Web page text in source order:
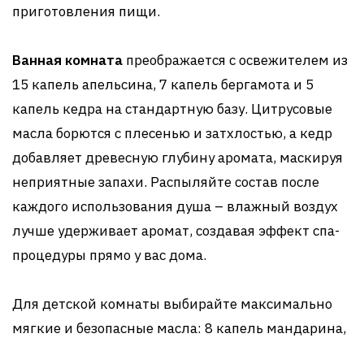
приготовления пищи.
Ванная комната преображается с освежителем из
15 капель апельсина, 7 капель бергамота и 5
капель кедра на стандартную базу. Цитрусовые
масла борются с плесенью и затхлостью, а кедр
добавляет древесную глубину аромата, маскируя
неприятные запахи. Распыляйте состав после
каждого использования душа – влажный воздух
лучше удерживает аромат, создавая эффект спа-
процедуры прямо у вас дома.
Для детской комнаты выбирайте максимально
мягкие и безопасные масла: 8 капель мандарина,